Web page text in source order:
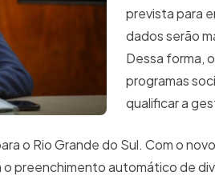
prevista para
dados serão
Dessa forma,
programas
qualificar a
o Rio Grande do Sul. Com o
preenchimento automático de